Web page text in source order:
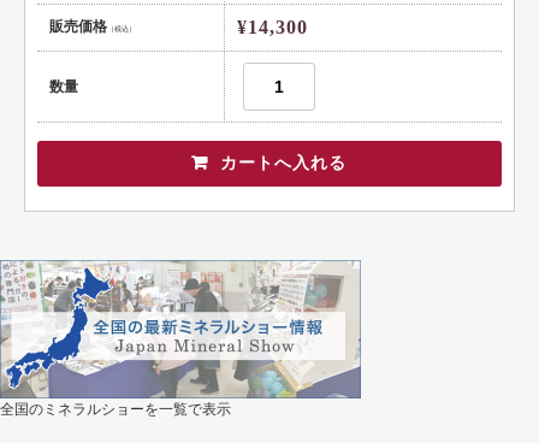
グリーン
カラーレス
ブラック
カラーチェンジ＆シフト
インディゴブルー
ブルー系
スター&キャッツ
ミックスカラー
販売価格（税込） ¥14,300
数量
全国のミネラルショーを一覧で表示